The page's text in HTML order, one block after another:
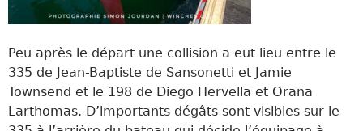
Peu après le départ une collision a eut lieu entre le
335 de Jean-Baptiste de Sansonetti et Jamie
Townsend et le 198 de Diego Hervella et Orana
Larthomas. D’importants dégâts sont visibles sur le